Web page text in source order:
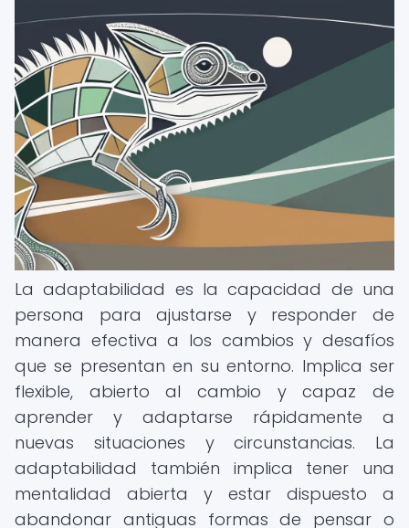
La adaptabilidad es la capacidad de una
persona para ajustarse y responder de
manera efectiva a los cambios y desafíos
que se presentan en su entorno. Implica ser
flexible, abierto al cambio y capaz de
aprender y adaptarse rápidamente a
nuevas situaciones y circunstancias. La
adaptabilidad también implica tener una
mentalidad abierta y estar dispuesto a
abandonar antiguas formas de pensar o